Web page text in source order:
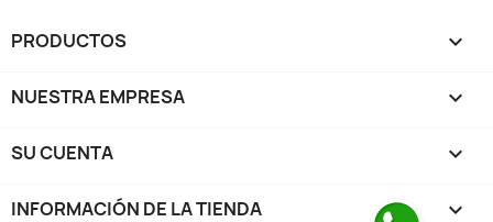
PRODUCTOS 
NUESTRA EMPRESA 
SU CUENTA 
INFORMACIÓN DE LA TIENDA keyboard_arrow_down